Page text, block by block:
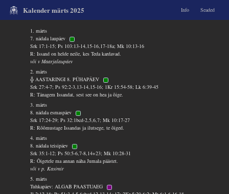
Kalender märts 2025 Info Seaded
1. märts
7. nädala laupäev
Srk 17:1-15; Ps 103:13-14,15-16,17-18a; Mk 10:13-16
R: Issand on helde neile, kes Teda kardavad.
või v Maarjalaupäev
2. märts
╬ AASTARINGI 8. PÜHAPÄEV
Srk 27:4-7; Ps 92:2-3,13-14,15-16; 1Kr 15:54-58; Lk 6:39-45
R: Tänagem Issandat, sest see on hea ja õige.
3. märts
8. nädala esmaspäev
Srk 17:24-29; Ps 32:1bcd-2,5,6,7; Mk 10:17-27
R: Rõõmustage Issandas ja ilutsege, te õiged.
4. märts
8. nädala teisipäev
Srk 35:1-12; Ps 50:5-6,7-8,14+23; Mk 10:28-31
R: Õigetele ma annan näha Jumala päästet.
või v p. Kasimir
5. märts
Tuhkapäev: ALGAB PAASTUAEG